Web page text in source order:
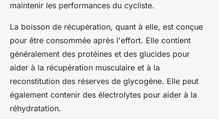
maintenir les performances du cycliste.
La boisson de récupération, quant à elle, est conçue
pour être consommée après l'effort. Elle contient
généralement des protéines et des glucides pour
aider à la récupération musculaire et à la
reconstitution des réserves de glycogène. Elle peut
également contenir des électrolytes pour aider à la
réhydratation.